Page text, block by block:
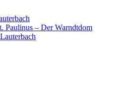
Paulinus – Der Warndtdom